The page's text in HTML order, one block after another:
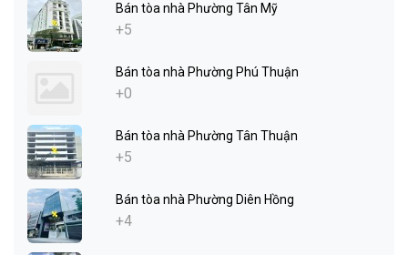
Bán tòa nhà Phường Tân Mỹ
+5
Bán tòa nhà Phường Phú Thuận
+0
Bán tòa nhà Phường Tân Thuận
+5
Bán tòa nhà Phường Diên Hồng
+4